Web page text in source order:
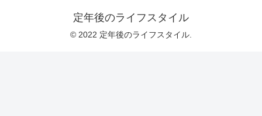
定年後のライフスタイル
© 2022 定年後のライフスタイル.